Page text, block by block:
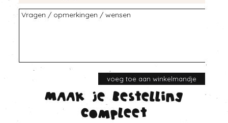
Maak je bestelling
compleet